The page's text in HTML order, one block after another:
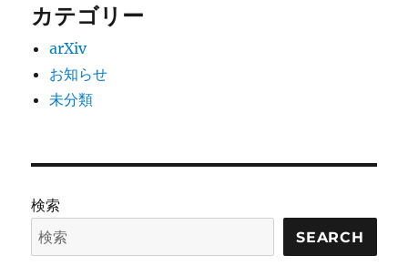
カテゴリー
arXiv
お知らせ
未分類
検索
SEARCH